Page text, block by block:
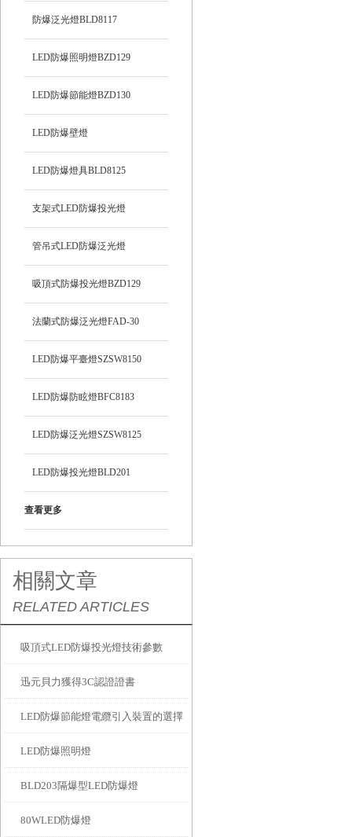
防爆泛光燈BLD8117
LED防爆照明燈BZD129
LED防爆節能燈BZD130
LED防爆壁燈
LED防爆燈具BLD8125
支架式LED防爆投光燈
管吊式LED防爆泛光燈
吸頂式防爆投光燈BZD129
法蘭式防爆泛光燈FAD-30
LED防爆平臺燈SZSW8150
LED防爆防眩燈BFC8183
LED防爆泛光燈SZSW8125
LED防爆投光燈BLD201
查看更多
相關文章
RELATED ARTICLES
吸頂式LED防爆投光燈技術參數
迅元貝力獲得3C認證證書
LED防爆節能燈電纜引入裝置的選擇
和設計要求
LED防爆照明燈
BLD203隔爆型LED防爆燈
80WLED防爆燈